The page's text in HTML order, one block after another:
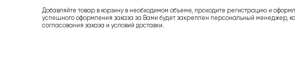
Добавляйте товар в корзину в необходимом объеме, проходите регистрацию и
успешного оформления заказа за Вами будет закреплен персональный менеджер,
согласования заказа и условий доставки.